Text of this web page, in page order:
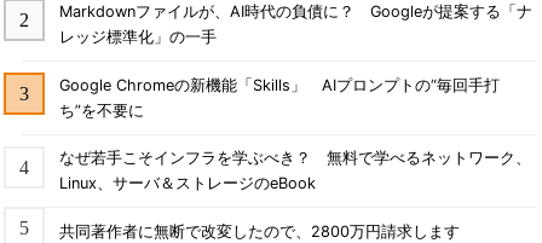
Markdownファイルが、AI時代の負債に？ Googleが提案する「ナ
レッジ標準化」の一手
Google Chromeの新機能「Skills」 AIプロンプトの“毎回手打
ち”を不要に
なぜ若手こそインフラを学ぶべき？ 無料で学べるネットワーク、
Linux、サーバ＆ストレージのeBook
共同著作者に無断で改変したので、2800万円請求します